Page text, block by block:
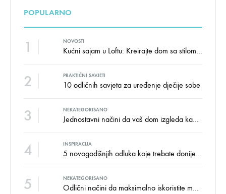
POPULARNO
1 NOVOSTI
Kućni sajam u Loftu: Kreirajte dom sa stilom i udobnošću uz velike uštede!
2 PRAKTIČNI SAVJETI
10 odličnih savjeta za uređenje dječije sobe
3 NEKATEGORISANO
Jednostavni načini da vaš dom izgleda kao salon namještaja
4 INSPIRACIJA
5 novogodišnjih odluka koje trebate donijeti u vezi izgleda doma
5 NEKATEGORISANO
Odlični načini da maksimalno iskoristite male prostore